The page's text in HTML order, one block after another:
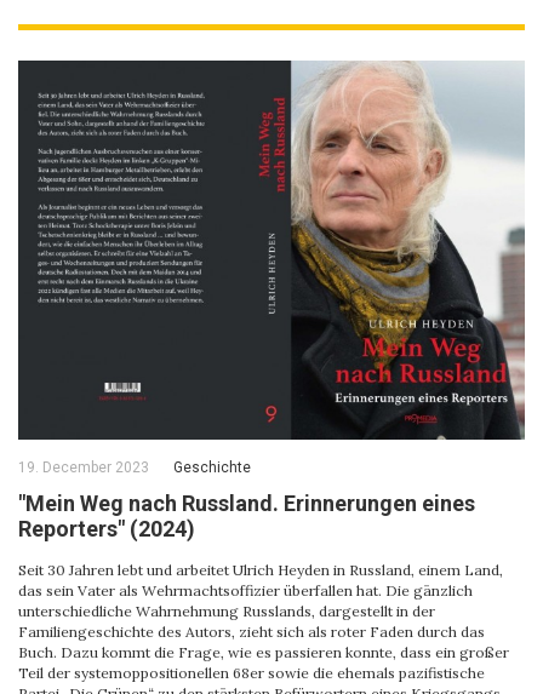
19. December 2023 Geschichte
"Mein Weg nach Russland. Erinnerungen eines
Reporters" (2024)
Seit 30 Jahren lebt und arbeitet Ulrich Heyden in Russland, einem Land,
das sein Vater als Wehrmachtsoffizier überfallen hat. Die gänzlich
unterschiedliche Wahrnehmung Russlands, dargestellt in der
Familiengeschichte des Autors, zieht sich als roter Faden durch das
Buch. Dazu kommt die Frage, wie es passieren konnte, dass ein großer
Teil der systemoppositionellen 68er sowie die ehemals pazifistische